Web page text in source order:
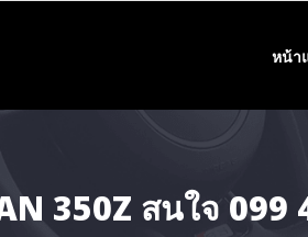
หน้า
350Z สนใจ